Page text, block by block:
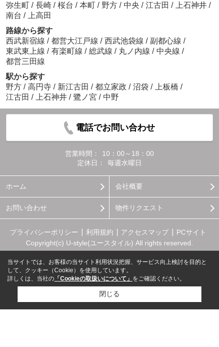
弥生町 / 長崎 / 桜台 / 本町 / 野方 / 中央 / 江古田 / 上石神井 /
南台 /
上高田
路線から探す
西武新宿線 / 都営大江戸線 / 西武池袋線 / 副都心線 /
東武東上線 / 有楽町線 / 総武線 / 丸ノ内線 / 中央線 /
都営三田線
駅から探す
野方 / 高円寺 / 新江古田 / 都立家政 / 沼袋 / 上板橋 /
江古田 / 上石神井 / 鷺ノ宮 / 中野
電話でお問い合わせ
営業時間：
10：00～18：00
定休日：
毎週水曜日
ホーム 会社概要
お問い合わせ 物件リクエスト
プライバシーポリシー 利用規約 アクセスマップ
PCサイト
Copyright(c) U-style(ユースタイル) All rights reserved.
当サイトでは、お客様の当サイト利用状況把握、サービス向上検討を目的と
して、クッキー（Cookie）を使用しています。
詳しくは、当社の 「Cookieの取扱いについて」 をご確認ください。
閉じる